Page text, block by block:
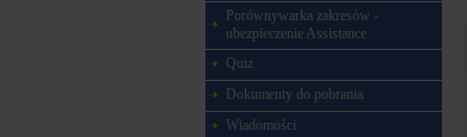
Porównywarka zakresów -
ubezpieczenie Assistance
Quiz
Dokumenty do pobrania
Wiadomości